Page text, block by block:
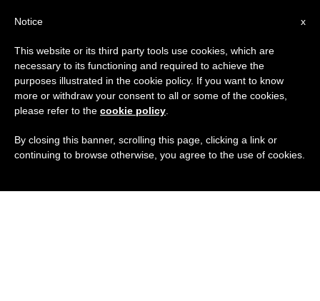
x
Notice
This website or its third party tools use cookies, which are
necessary to its functioning and required to achieve the
purposes illustrated in the cookie policy. If you want to know
more or withdraw your consent to all or some of the cookies,
please refer to the cookie policy
By closing this banner, scrolling this page, clicking a link or
continuing to browse otherwise, you agree to the use of cookies.